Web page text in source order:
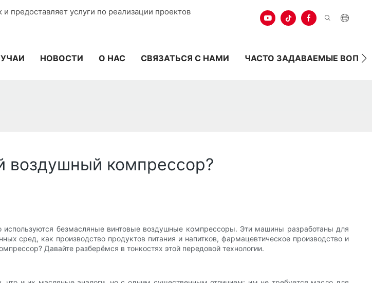
предоставляет услуги по реализации проектов
НОВОСТИ О НАС СВЯЗАТЬСЯ С НАМИ ЧАСТО ЗАДАВАЕМЫЕ
воздушный компрессор?
безмасляные винтовые воздушные компрессоры. Эти машины разработаны для
сред, как производство продуктов питания и напитков, фармацевтическое производство и
Давайте разберёмся в тонкостях этой передовой технологии.